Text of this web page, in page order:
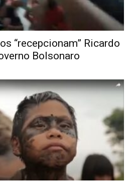
“recepcionam” Ricardo
Bolsonaro